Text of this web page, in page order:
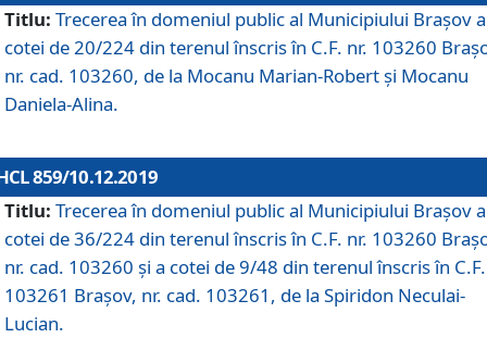
Titlu: Trecerea în domeniul public al Municipiului Braşov a
cotei de 20/224 din terenul înscris în C.F. nr. 103260
nr. cad. 103260, de la Mocanu Marian-Robert și Mocanu
Daniela-Alina.
859/10.12.2019
Titlu: Trecerea în domeniul public al Municipiului Braşov a
cotei de 36/224 din terenul înscris în C.F. nr. 103260
nr. cad. 103260 și a cotei de 9/48 din terenul înscris în
103261 Brașov, nr. cad. 103261, de la Spiridon Neculai-
Lucian.